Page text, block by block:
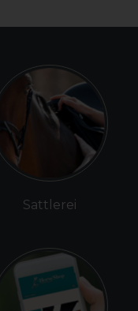
Sattlerei